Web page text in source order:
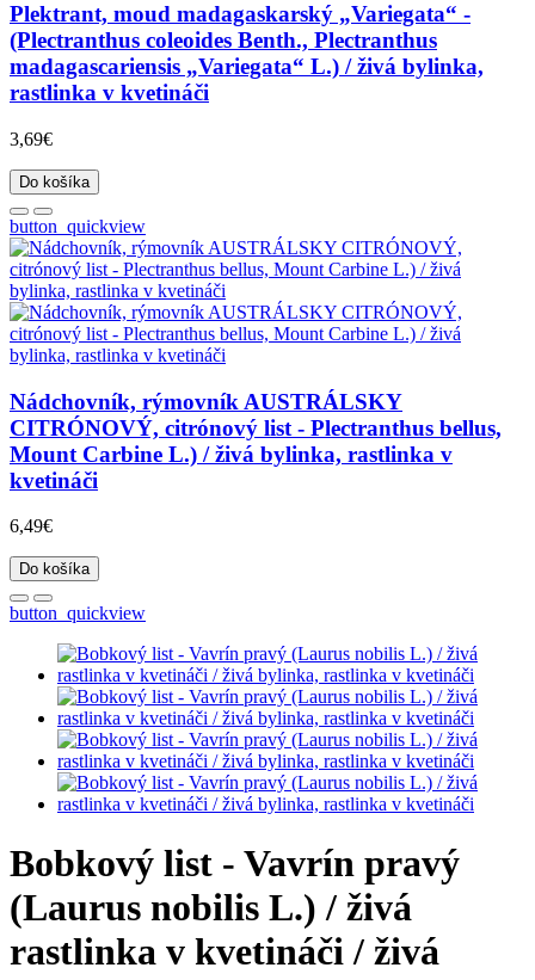
Plektrant, moud madagaskarský „Variegata“ -
(Plectranthus coleoides Benth., Plectranthus
madagascariensis „Variegata“ L.) / živá bylinka,
rastlinka v kvetináči
3,69€
Do košíka
button_quickview
Nádchovník, rýmovník AUSTRÁLSKY
CITRÓNOVÝ, citrónový list - Plectranthus bellus,
Mount Carbine L.) / živá bylinka, rastlinka v
kvetináči
6,49€
Do košíka
button_quickview
Bobkový list - Vavrín pravý
(Laurus nobilis L.) / živá
rastlinka v kvetináči / živá